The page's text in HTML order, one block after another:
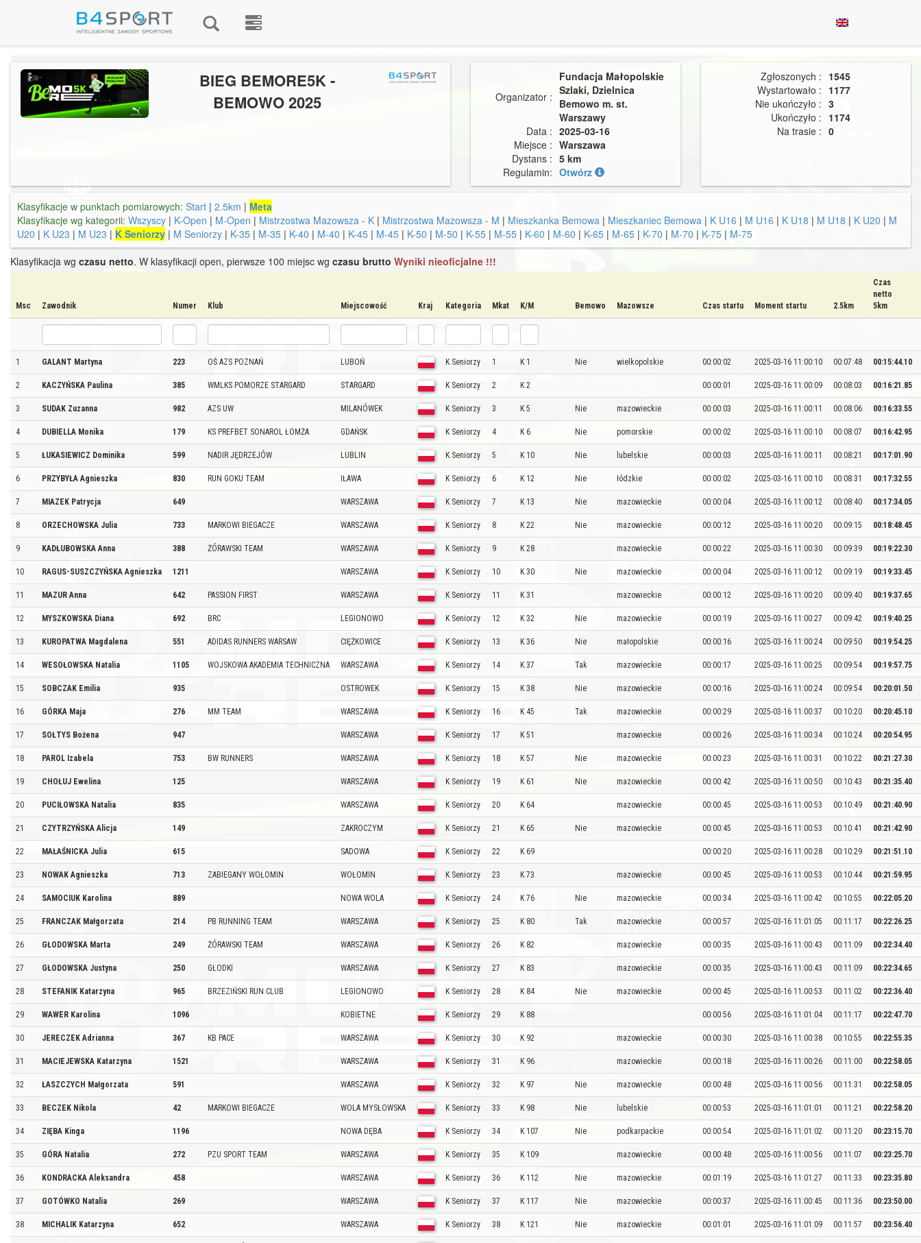
BIEG BEMORE5K -
BEMOWO 2025
Organizator :
Fundacja Małopolskie
Szlaki, Dzielnica
Bemowo m. st.
Warszawy
Data : 2025-03-16
Miejsce : Warszawa
Dystans : 5 km
Regulamin: Otwórz
Zgłoszonych : 1545
Wystartowało : 1177
Nie ukończyło : 3
Ukończyło : 1174
Na trasie : 0
Klasyfikacje w punktach pomiarowych: Start | 2.5km | Meta
Klasyfikacje wg kategorii: Wszyscy | K-Open | M-Open | Mistrzostwa Mazowsza - K | Mistrzostwa Mazowsza - M | Mieszkanka Bemowa | Mieszkaniec Bemowa | K U16 | M U16 | K U18 | M U18 | K U20 | M
U20 | K U23 | M U23 | K Seniorzy | M Seniorzy | K-35 | M-35 | K-40 | M-40 | K-45 | M-45 | K-50 | M-50 | K-55 | M-55 | K-60 | M-60 | K-65 | M-65 | K-70 | M-70 | K-75 | M-75
Klasyfikacja wg czasu netto. W klasyfikacji open, pierwsze 100 miejsc wg czasu brutto Wyniki nieoficjalne !!!
Msc Zawodnik Numer Klub Miejscowość Kraj Kategoria Mkat K/M Bemowo Mazowsze Czas startu Moment startu 2.5km
Czas
netto
5km
1 GALANT Martyna 223 OŚ AZS POZNAŃ LUBOŃ K Seniorzy 1 K 1 Nie wielkopolskie 00:00:02 2025-03-16 11:00:10 00:07:48 00:15:44.10
2 KACZYŃSKA Paulina 385 WMLKS POMORZE STARGARD STARGARD K Seniorzy 2 K 2 00:00:01 2025-03-16 11:00:09 00:08:03 00:16:21.85
3 SUDAK Zuzanna 982 AZS UW MILANÓWEK K Seniorzy 3 K 5 Nie mazowieckie 00:00:03 2025-03-16 11:00:11 00:08:06 00:16:33.55
4 DUBIELLA Monika 179 KS PREFBET SONAROL ŁOMŻA GDAŃSK K Seniorzy 4 K 6 Nie pomorskie 00:00:02 2025-03-16 11:00:10 00:08:07 00:16:42.95
5 ŁUKASIEWICZ Dominika 599 NADIR JĘDRZEJÓW LUBLIN K Seniorzy 5 K 10 Nie lubelskie 00:00:03 2025-03-16 11:00:11 00:08:21 00:17:01.90
6 PRZYBYŁA Agnieszka 830 RUN GOKU TEAM IŁAWA K Seniorzy 6 K 12 Nie łódzkie 00:00:02 2025-03-16 11:00:10 00:08:31 00:17:32.55
7 MIAZEK Patrycja 649 WARSZAWA K Seniorzy 7 K 13 Nie mazowieckie 00:00:04 2025-03-16 11:00:12 00:08:40 00:17:34.05
8 ORZECHOWSKA Julia 733 MARKOWI BIEGACZE WARSZAWA K Seniorzy 8 K 22 Nie mazowieckie 00:00:12 2025-03-16 11:00:20 00:09:15 00:18:48.45
9 KADŁUBOWSKA Anna 388 ŻÓRAWSKI TEAM WARSZAWA K Seniorzy 9 K 28 mazowieckie 00:00:22 2025-03-16 11:00:30 00:09:39 00:19:22.30
10 RAGUS-SUSZCZYŃSKA Agnieszka 1211 WARSZAWA K Seniorzy 10 K 30 Nie mazowieckie 00:00:04 2025-03-16 11:00:12 00:09:19 00:19:33.45
11 MAZUR Anna 642 PASSION FIRST WARSZAWA K Seniorzy 11 K 31 mazowieckie 00:00:12 2025-03-16 11:00:20 00:09:40 00:19:37.65
12 MYSZKOWSKA Diana 692 BRC LEGIONOWO K Seniorzy 12 K 32 Nie mazowieckie 00:00:19 2025-03-16 11:00:27 00:09:42 00:19:40.25
13 KUROPATWA Magdalena 551 ADIDAS RUNNERS WARSAW CIĘŻKOWICE K Seniorzy 13 K 36 Nie małopolskie 00:00:16 2025-03-16 11:00:24 00:09:50 00:19:54.25
14 WESOŁOWSKA Natalia 1105 WOJSKOWA AKADEMIA TECHNICZNA WARSZAWA K Seniorzy 14 K 37 Tak mazowieckie 00:00:17 2025-03-16 11:00:25 00:09:54 00:19:57.75
15 SOBCZAK Emilia 935 OSTROWEK K Seniorzy 15 K 38 Nie mazowieckie 00:00:16 2025-03-16 11:00:24 00:09:54 00:20:01.50
16 GÓRKA Maja 276 MM TEAM WARSZAWA K Seniorzy 16 K 45 Tak mazowieckie 00:00:29 2025-03-16 11:00:37 00:10:20 00:20:45.10
17 SOŁTYS Bożena 947 WARSZAWA K Seniorzy 17 K 51 mazowieckie 00:00:26 2025-03-16 11:00:34 00:10:24 00:20:54.95
18 PAROL Izabela 753 BW RUNNERS WARSZAWA K Seniorzy 18 K 57 Nie mazowieckie 00:00:23 2025-03-16 11:00:31 00:10:22 00:21:27.30
19 CHOŁUJ Ewelina 125 WARSZAWA K Seniorzy 19 K 61 Nie mazowieckie 00:00:42 2025-03-16 11:00:50 00:10:43 00:21:35.40
20 PUCIŁOWSKA Natalia 835 WARSZAWA K Seniorzy 20 K 64 mazowieckie 00:00:45 2025-03-16 11:00:53 00:10:49 00:21:40.90
21 CZYTRZYŃSKA Alicja 149 ZAKROCZYM K Seniorzy 21 K 65 Nie mazowieckie 00:00:45 2025-03-16 11:00:53 00:10:41 00:21:42.90
22 MAŁAŚNICKA Julia 615 SADOWA K Seniorzy 22 K 69 00:00:20 2025-03-16 11:00:28 00:10:29 00:21:51.10
23 NOWAK Agnieszka 713 ZABIEGANY WOŁOMIN WOŁOMIN K Seniorzy 23 K 73 mazowieckie 00:00:45 2025-03-16 11:00:53 00:10:44 00:21:59.95
24 SAMOCIUK Karolina 889 NOWA WOLA K Seniorzy 24 K 76 Nie mazowieckie 00:00:34 2025-03-16 11:00:42 00:10:55 00:22:05.20
25 FRANCZAK Małgorzata 214 PB RUNNING TEAM WARSZAWA K Seniorzy 25 K 80 Tak mazowieckie 00:00:57 2025-03-16 11:01:05 00:11:17 00:22:26.25
26 GŁODOWSKA Marta 249 ŻÓRAWSKI TEAM WARSZAWA K Seniorzy 26 K 82 mazowieckie 00:00:35 2025-03-16 11:00:43 00:11:09 00:22:34.40
27 GŁODOWSKA Justyna 250 GŁODKI WARSZAWA K Seniorzy 27 K 83 mazowieckie 00:00:35 2025-03-16 11:00:43 00:11:09 00:22:34.65
28 STEFANIK Katarzyna 965 BRZEZIŃSKI RUN CLUB LEGIONOWO K Seniorzy 28 K 84 Nie mazowieckie 00:00:45 2025-03-16 11:00:53 00:11:02 00:22:36.40
29 WAWER Karolina 1096 KOBIETNE K Seniorzy 29 K 88 00:00:56 2025-03-16 11:01:04 00:11:17 00:22:47.70
30 JERECZEK Adrianna 367 KB PACE WARSZAWA K Seniorzy 30 K 92 mazowieckie 00:00:30 2025-03-16 11:00:38 00:10:55 00:22:55.35
31 MACIEJEWSKA Katarzyna 1521 WARSZAWA K Seniorzy 31 K 96 mazowieckie 00:00:18 2025-03-16 11:00:26 00:11:00 00:22:58.05
32 ŁASZCZYCH Małgorzata 591 WARSZAWA K Seniorzy 32 K 97 Nie mazowieckie 00:00:48 2025-03-16 11:00:56 00:11:31 00:22:58.05
33 BECZEK Nikola 42 MARKOWI BIEGACZE WOLA MYSŁOWSKA K Seniorzy 33 K 98 Nie lubelskie 00:00:53 2025-03-16 11:01:01 00:11:21 00:22:58.20
34 ZIĘBA Kinga 1196 NOWA DĘBA K Seniorzy 34 K 107 Nie podkarpackie 00:00:54 2025-03-16 11:01:02 00:11:20 00:23:15.70
35 GÓRA Natalia 272 PZU SPORT TEAM WARSZAWA K Seniorzy 35 K 109 mazowieckie 00:00:48 2025-03-16 11:00:56 00:11:07 00:23:25.70
36 KONDRACKA Aleksandra 458 WARSZAWA K Seniorzy 36 K 112 Nie mazowieckie 00:01:19 2025-03-16 11:01:27 00:11:33 00:23:35.80
37 GOTÓWKO Natalia 269 WARSZAWA K Seniorzy 37 K 117 Nie mazowieckie 00:00:37 2025-03-16 11:00:45 00:11:36 00:23:50.00
38 MICHALIK Katarzyna 652 WARSZAWA K Seniorzy 38 K 121 Nie mazowieckie 00:01:01 2025-03-16 11:01:09 00:11:57 00:23:56.40